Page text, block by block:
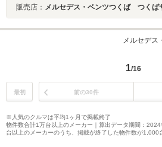
販売店： メルセデス・ベンツつくば つくばサー
メルセデス
1/16
最初 前の30件
※人気のクルマは平均1ヶ月で掲載終了
物件数合計1万台以上のメーカー｜算出データ期間：
台以上のメーカーのうち、掲載が終了した物件数が1,000